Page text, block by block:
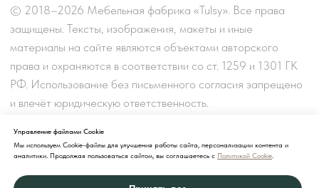
Управление файлами Cookie
Мы используем Cookie-файлы для улучшения работы сайта, персонализации контента и
аналитики. Продолжая пользоваться сайтом, вы соглашаетесь с Политикой Cookie.